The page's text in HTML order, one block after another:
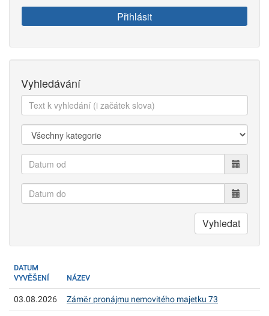
e-
mail:
Přihlásit
Vyhledávání
Text
k
vyhledání:
Kategorie:
Datum
od
Datum
do
Vyhledat
DATUM
VYVĚŠENÍ
NÁZEV
03.08.2026 Záměr pronájmu nemovitého majetku 73